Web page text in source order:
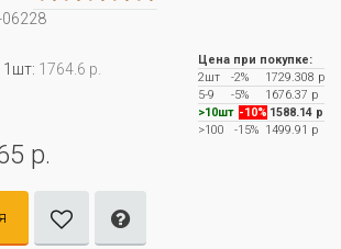
06228
1шт: 1764.6 р.
р.
Цена при покупке:
2шт
-2%
1729.308 р
5-9
-5%
1676.37 р
>10шт -10% 1588.14 р
>100
-15% 1499.91 р